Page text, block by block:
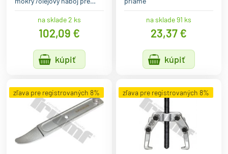
na sklade 2 ks
102,09 €
kúpiť
na sklade 91 ks
23,37 €
kúpiť
zľava pre registrovaných 8% zľava pre registrovaných 8%